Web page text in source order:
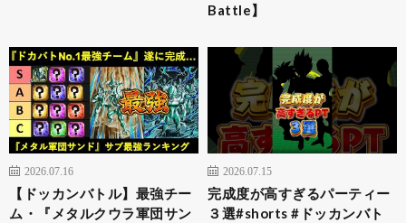
Battle】
2026.07.16
【ドッカンバトル】最強チー
ム・『メタルクウラ軍団サン
2026.07.15
完成度が高すぎるパーティー
３選#shorts #ドッカンバト